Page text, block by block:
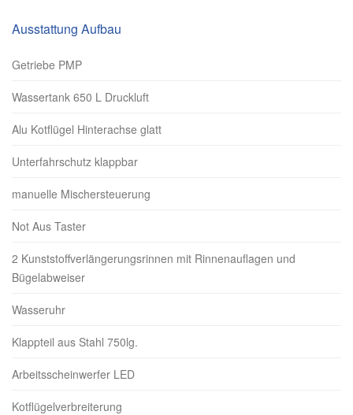
Ausstattung Aufbau
Getriebe PMP
Wassertank 650 L Druckluft
Alu Kotflügel Hinterachse glatt
Unterfahrschutz klappbar
manuelle Mischersteuerung
Not Aus Taster
2 Kunststoffverlängerungsrinnen mit Rinnenauflagen und
Bügelabweiser
Wasseruhr
Klappteil aus Stahl 750lg.
Arbeitsscheinwerfer LED
Kotflügelverbreiterung